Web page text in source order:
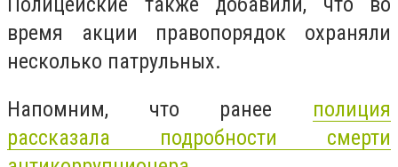
время акции правопорядок охраняли
несколько патрульных.
Напомним, что ранее полиция
рассказала подробности смерти